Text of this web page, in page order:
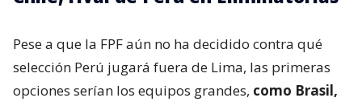
Pese a que la FPF aún no ha decidido contra qué
selección Perú jugará fuera de Lima, las primeras
opciones serían los equipos grandes, como Brasil,